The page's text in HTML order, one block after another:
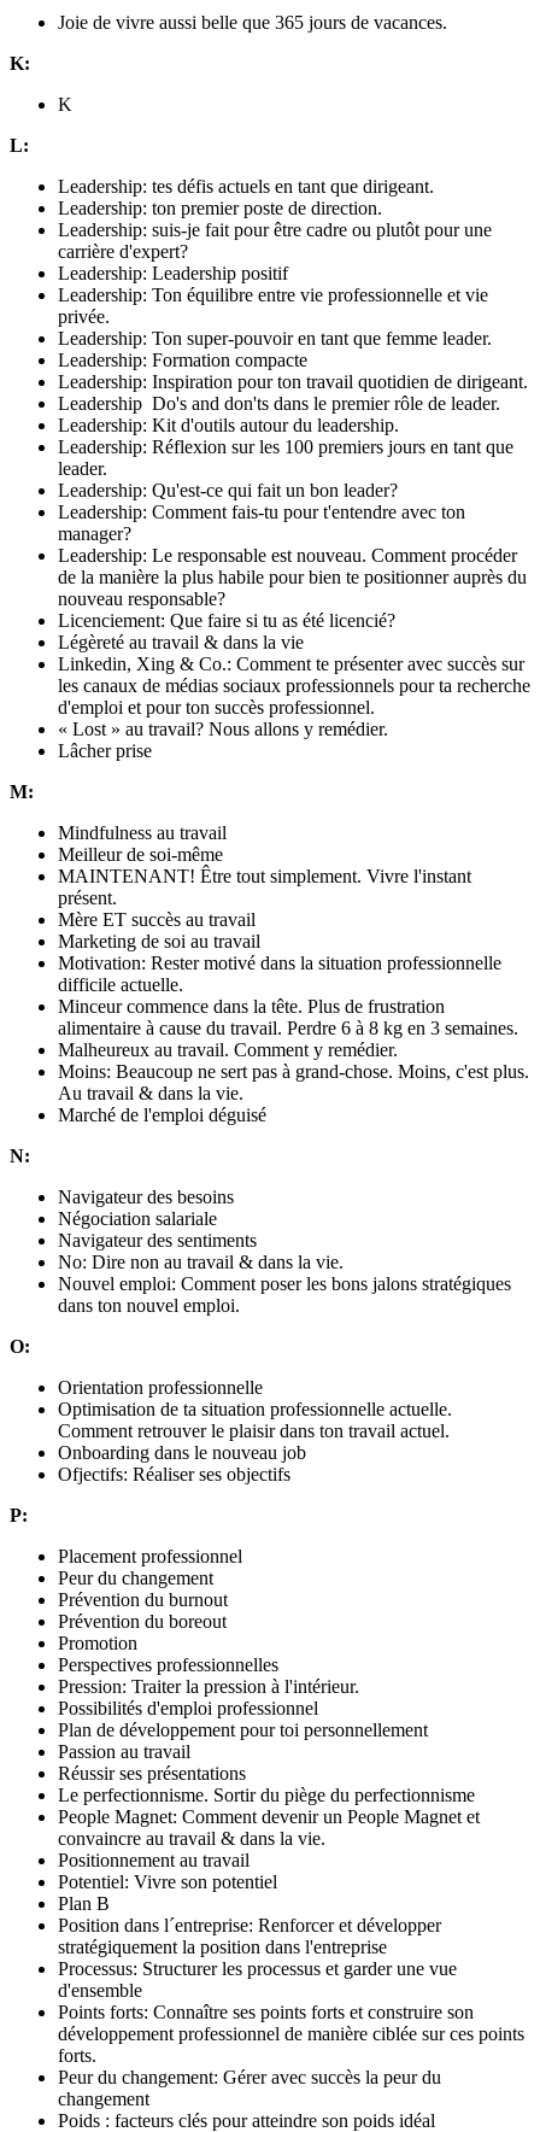
Joie de vivre aussi belle que 365 jours de vacances.
K:
K
L:
Leadership: tes défis actuels en tant que dirigeant.
Leadership: ton premier poste de direction.
Leadership: suis-je fait pour être cadre ou plutôt pour une
carrière d'expert?
Leadership: Leadership positif
Leadership: Ton équilibre entre vie professionnelle et vie
privée.
Leadership: Ton super-pouvoir en tant que femme leader.
Leadership: Formation compacte
Leadership: Inspiration pour ton travail quotidien de dirigeant.
Leadership Do's and don'ts dans le premier rôle de leader.
Leadership: Kit d'outils autour du leadership.
Leadership: Réflexion sur les 100 premiers jours en tant que
leader.
Leadership: Qu'est-ce qui fait un bon leader?
Leadership: Comment fais-tu pour t'entendre avec ton
manager?
Leadership: Le responsable est nouveau. Comment procéder
de la manière la plus habile pour bien te positionner auprès du
nouveau responsable?
Licenciement: Que faire si tu as été licencié?
Légèreté au travail & dans la vie
Linkedin, Xing & Co.: Comment te présenter avec succès sur
les canaux de médias sociaux professionnels pour ta recherche
d'emploi et pour ton succès professionnel.
« Lost » au travail? Nous allons y remédier.
Lâcher prise
M:
Mindfulness au travail
Meilleur de soi-même
MAINTENANT! Être tout simplement. Vivre l'instant
présent.
Mère ET succès au travail
Marketing de soi au travail
Motivation: Rester motivé dans la situation professionnelle
difficile actuelle.
Minceur commence dans la tête. Plus de frustration
alimentaire à cause du travail. Perdre 6 à 8 kg en 3 semaines.
Malheureux au travail. Comment y remédier.
Moins: Beaucoup ne sert pas à grand-chose. Moins, c'est plus.
Au travail & dans la vie.
Marché de l'emploi déguisé
N:
Navigateur des besoins
Négociation salariale
Navigateur des sentiments
No: Dire non au travail & dans la vie.
Nouvel emploi: Comment poser les bons jalons stratégiques
dans ton nouvel emploi.
O:
Orientation professionnelle
Optimisation de ta situation professionnelle actuelle.
Comment retrouver le plaisir dans ton travail actuel.
Onboarding dans le nouveau job
Ofjectifs: Réaliser ses objectifs
P:
Placement professionnel
Peur du changement
Prévention du burnout
Prévention du boreout
Promotion
Perspectives professionnelles
Pression: Traiter la pression à l'intérieur.
Possibilités d'emploi professionnel
Plan de développement pour toi personnellement
Passion au travail
Réussir ses présentations
Le perfectionnisme. Sortir du piège du perfectionnisme
People Magnet: Comment devenir un People Magnet et
convaincre au travail & dans la vie.
Positionnement au travail
Potentiel: Vivre son potentiel
Plan B
Position dans l´entreprise: Renforcer et développer
stratégiquement la position dans l'entreprise
Processus: Structurer les processus et garder une vue
d'ensemble
Points forts: Connaître ses points forts et construire son
développement professionnel de manière ciblée sur ces points
forts.
Peur du changement: Gérer avec succès la peur du
changement
Poids : facteurs clés pour atteindre son poids idéal